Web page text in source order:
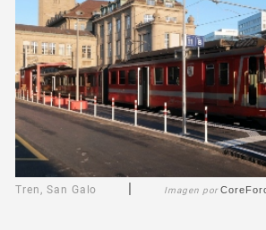
Tren, San Galo | Imagen por